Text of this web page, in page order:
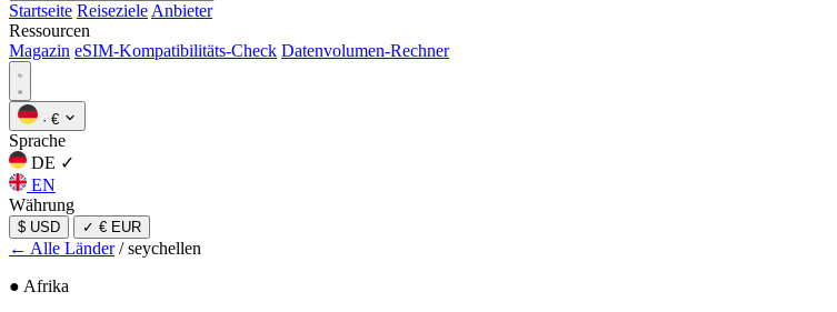
Startseite Reiseziele Anbieter
Ressourcen
Magazin eSIM-Kompatibilitäts-Check Datenvolumen-Rechner
· €
Sprache
DE ✓
EN
Währung
$ USD ✓ € EUR
← Alle Länder / seychellen
● Afrika